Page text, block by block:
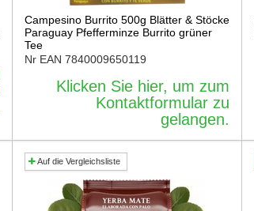
Campesino Burrito 500g Blätter & Stöcke
Paraguay Pfefferminze Burrito grüner
Tee
Nr EAN 7840009650119
Klicken Sie hier, um zum
Kontaktformular zu
gelangen.
Auf die Vergleichsliste